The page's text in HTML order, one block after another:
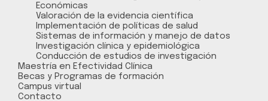
Económicas
Valoración de la evidencia científica
Implementación de políticas de salud
Sistemas de información y manejo de datos
Investigación clínica y epidemiológica
Conducción de estudios de investigación
Maestría en Efectividad Clínica
Becas y Programas de formación
Campus virtual
Contacto